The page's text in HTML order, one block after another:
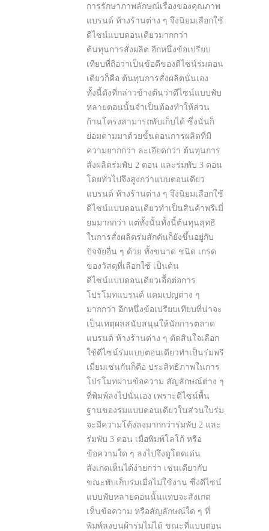
การรักษาภาพลักษณ์เรื่องของคุณภาพ
แบรนด์ ห้างร้านต่าง ๆ จึงนิยมเลือกใช้
ดีไซน์แบบตอนเดียวมากกว่า
ต้นทุนการสั่งผลิต อีกหนึ่งข้อเปรียบ
เทียบที่ถือว่าเป็นข้อดีของดีไซน์ร่มตอน
เดียวก็คือ ต้นทุนการสั่งผลิตนั่นเอง
ทั้งนี้ดังที่กล่าวข้างต้นว่าดีไซน์แบบพับ
หลายตอนนั้นจำเป็นต้องทำให้ส่วน
ก้านโครงสามารถพับเก็บได้ ซึ่งนั่นก็
ย่อมตามมาด้วยขั้นตอนการผลิตที่มี
ความยากกว่า ละเอียดกว่า ต้นทุนการ
สั่งผลิตร่มพับ 2 ตอน และร่มพับ 3 ตอน
โดยทั่วไปจึงสูงกว่าแบบตอนเดียว
แบรนด์ ห้างร้านต่าง ๆ จึงนิยมเลือกใช้
ดีไซน์แบบตอนเดียวทำเป็นสินค้าพรีเมี่
ยมมากกว่า แต่ทั้งนั้นทั้งนี้ต้นทุนสุทธิ
ในการสั่งผลิตร่มสักคันก็ยังขึ้นอยู่กับ
ปัจจัยอื่น ๆ ด้วย ทั้งขนาด ชนิด เกรด
ของวัสดุที่เลือกใช้ เป็นต้น
ดีไซน์แบบตอนเดียวเอื้อต่อการ
โปรโมทแบรนด์ แคมเปญต่าง ๆ
มากกว่า อีกหนึ่งข้อเปรียบเทียบที่น่าจะ
เป็นเหตุผลสนับสนุนให้นักการตลาด
แบรนด์ ห้างร้านต่าง ๆ ตัดสินใจเลือก
ใช้ดีไซน์ร่มแบบตอนเดียวทำเป็นร่มพรี
เมี่ยมเช่นกันก็คือ ประสิทธิภาพในการ
โปรโมทผ่านข้อความ สัญลักษณ์ต่าง ๆ
ที่พิมพ์ลงไปนั่นเอง เพราะดีไซน์พื้น
ฐานของร่มแบบตอนเดียวในส่วนใบร่ม
จะมีความโค้งลงมากกว่าร่มพับ 2 และ
ร่มพับ 3 ตอน เมื่อพิมพ์โลโก้ หรือ
ข้อความใด ๆ ลงไปจึงดูโดดเด่น
สังเกตเห็นได้ง่ายกว่า เช่นเดียวกับ
ขณะพับเก็บร่มเมื่อไม่ใช้งาน ซึ่งดีไซน์
แบบพับหลายตอนนั้นแทบจะสังเกต
เห็นข้อความ หรือสัญลักษณ์ใด ๆ ที่
พิมพ์ลงบนผ้าร่มไม่ได้ ขณะที่แบบตอน